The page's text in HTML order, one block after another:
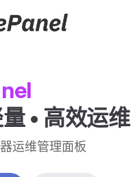
• 高效运维
运维管理面板